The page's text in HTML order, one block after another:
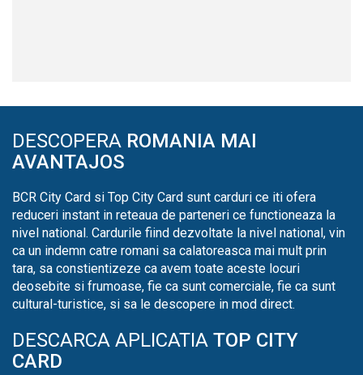
DESCOPERA ROMANIA MAI
AVANTAJOS
BCR City Card si Top City Card sunt carduri ce iti ofera
reduceri instant in reteaua de parteneri ce functioneaza la
nivel national. Cardurile fiind dezvoltate la nivel national, vin
ca un indemn catre romani sa calatoreasca mai mult prin
tara, sa constientizeze ca avem toate aceste locuri
deosebite si frumoase, fie ca sunt comerciale, fie ca sunt
cultural-turistice, si sa le descopere in mod direct.
DESCARCA APLICATIA TOP CITY
CARD